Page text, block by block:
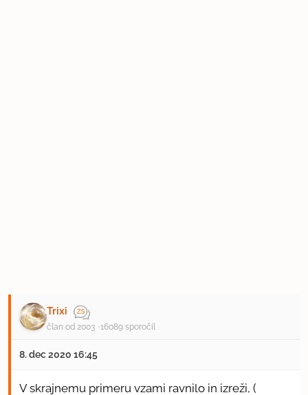
Trixi
član od 2003 16089 sporočil
8. dec 2020 16:45
V skrajnemu primeru vzami ravnilo in izreži, (